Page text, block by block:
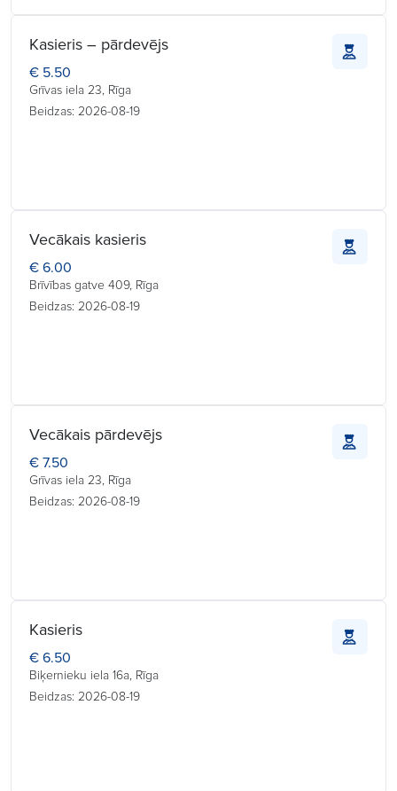
Kasieris – pārdevējs
€ 5.50
Grīvas iela 23, Rīga
Beidzas: 2026-08-19
Vecākais kasieris
€ 6.00
Brīvības gatve 409, Rīga
Beidzas: 2026-08-19
Vecākais pārdevējs
€ 7.50
Grīvas iela 23, Rīga
Beidzas: 2026-08-19
Kasieris
€ 6.50
Biķernieku iela 16a, Rīga
Beidzas: 2026-08-19